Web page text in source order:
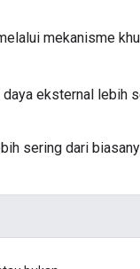
mekanisme
eksternal lebih
sering dari